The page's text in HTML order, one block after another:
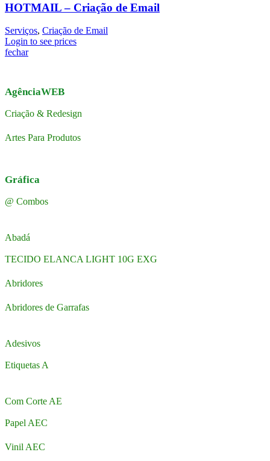
HOTMAIL – Criação de Email
Serviços, Criação de Email
Login to see prices
fechar
AgênciaWEB
Criação & Redesign
Artes Para Produtos
Gráfica
@ Combos
Abadá
TECIDO ELANCA LIGHT 10G EXG
Abridores
Abridores de Garrafas
Adesivos
Etiquetas A
Com Corte AE
Papel AEC
Vinil AEC